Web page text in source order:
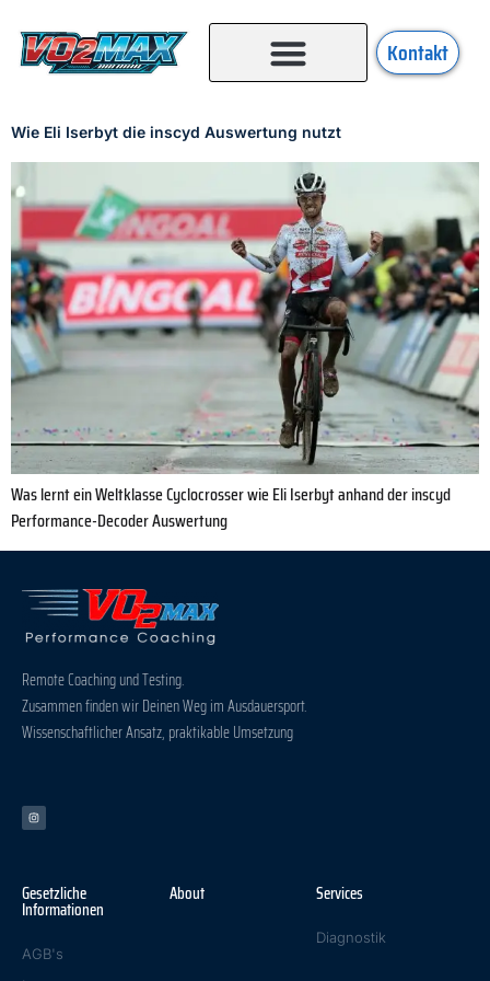
Kontakt
Wie Eli Iserbyt die inscyd Auswertung nutzt
Was lernt ein Weltklasse Cyclocrosser wie Eli Iserbyt anhand der inscyd
Performance-Decoder Auswertung
Remote Coaching und Testing.
Zusammen finden wir Deinen Weg im Ausdauersport.
Wissenschaftlicher Ansatz, praktikable Umsetzung
Gesetzliche
Informationen
AGB's
About Services
Diagnostik